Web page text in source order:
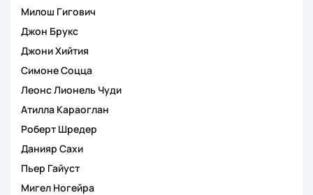
Милош Гигович
Джон Брукс
Джони Хийтия
Симоне Соцца
Леонс Лионель Чуди
Атилла Караоглан
Роберт Шредер
Данияр Сахи
Пьер Гайуст
Мигел Ногейра